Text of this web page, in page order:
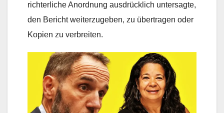
richterliche Anordnung ausdrücklich untersagte,
den Bericht weiterzugeben, zu übertragen oder
Kopien zu verbreiten.